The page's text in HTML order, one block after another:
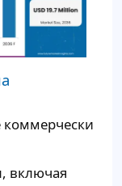
коммерчески
включая